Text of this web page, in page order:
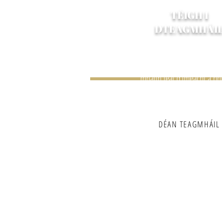
TÉIGH I
DTEAGMHÁIL
mhaith leat d’imeacht a
DÉAN TEAGMHÁIL